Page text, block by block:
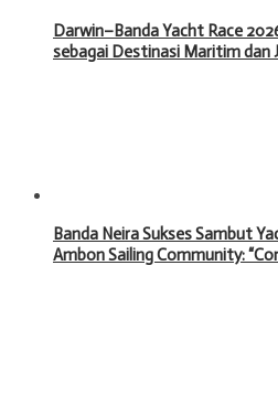
Darwin–Banda Yacht Race
sebagai Destinasi Maritim dan
Banda Neira Sukses Sambut
Ambon Sailing Community: